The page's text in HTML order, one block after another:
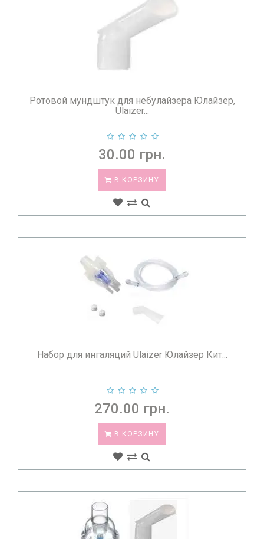
Ротовой мундштук для небулайзера Юлайзер,
Ulaizer...
30.00 грн.
В КОРЗИНУ
Набор для ингаляций Ulaizer Юлайзер Кит...
270.00 грн.
В КОРЗИНУ